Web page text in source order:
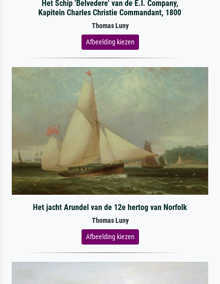
Het Schip 'Belvedere' van de E.I. Company,
Kapitein Charles Christie Commandant, 1800
Thomas Luny
Afbeelding kiezen
Het jacht Arundel van de 12e hertog van Norfolk
Thomas Luny
Afbeelding kiezen